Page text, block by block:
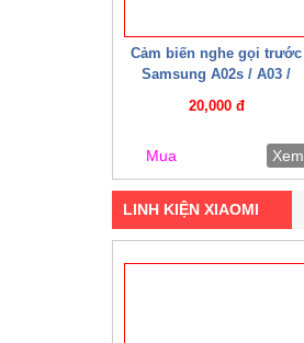
Cảm biến nghe gọi trước
Samsung A02s / A03 /
20,000 đ
Mua Xem
LINH KIỆN XIAOMI